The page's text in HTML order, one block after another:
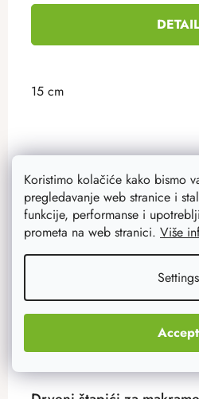
Koristimo kolačiće kako bismo
pregledavanje web stranice i
funkcije, performanse i
prometa na web stranici. Više
Settings
Accept
DETAIL
15 cm